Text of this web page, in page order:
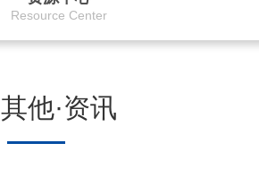
Resource Center
其他·资讯